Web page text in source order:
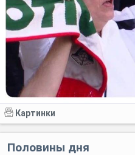
Картинки
Половины дня